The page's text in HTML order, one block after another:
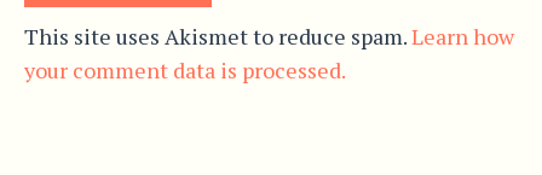
This site uses Akismet to reduce spam.Learn how
your comment data is processed.